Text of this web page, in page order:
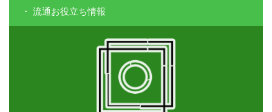
流通お役立ち情報